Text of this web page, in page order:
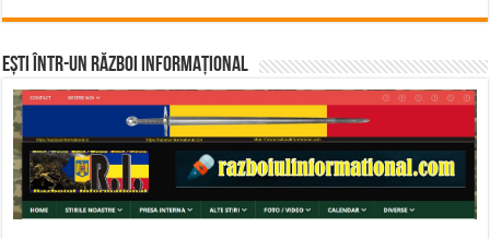
Ești într-un RĂZBOI INFORMAȚIONAL